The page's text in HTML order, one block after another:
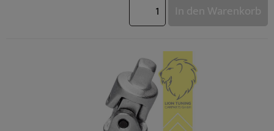
In den Warenkorb